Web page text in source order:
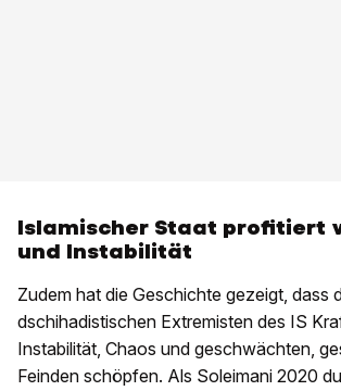
Islamischer Staat profitiert
und Instabilität
Zudem hat die Geschichte gezeigt, dass
dschihadistischen Extremisten des IS
Instabilität, Chaos und geschwächten,
Feinden schöpfen. Als Soleimani 2020